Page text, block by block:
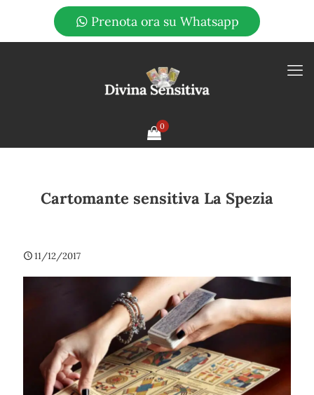
Prenota ora su Whatsapp
0
Cartomante sensitiva La Spezia
11/12/2017